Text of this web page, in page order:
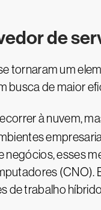
de
tornaram um
busca de maior
à nuvem,
esses
de trabalho